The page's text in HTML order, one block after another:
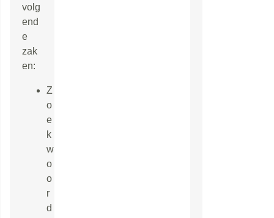
volg
end
e
zak
en:
Z
o
e
k
w
o
o
r
d